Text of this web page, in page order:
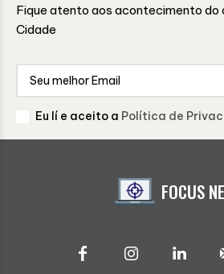
Fique atento aos acontecimento do
Cidade
Eu lí e aceito a Política de
FOCUS